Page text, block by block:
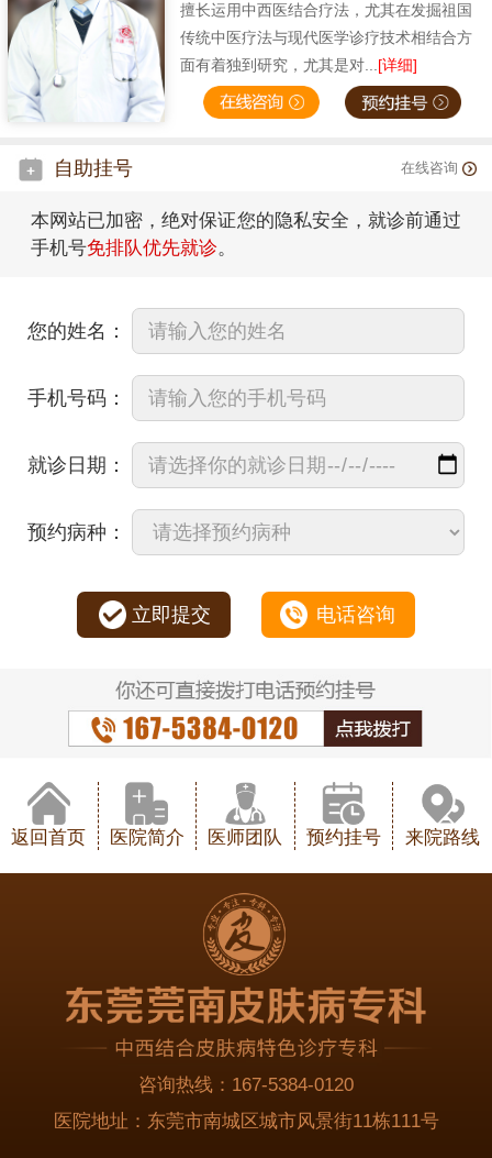
擅长运用中西医结合疗法，尤其在发掘祖国
传统中医疗法与现代医学诊疗技术相结合方
面有着独到研究，尤其是对...[详细]
自助挂号 在线咨询
本网站已加密，绝对保证您的隐私安全，就诊前通过
手机号免排队优先就诊。
您的姓名：
手机号码：
就诊日期：
预约病种：
立即提交 电话咨询
返回首页 医院简介 医师团队 预约挂号 来院路线
咨询热线： 167-5384-0120
医院地址： 东莞市南城区城市风景街11栋111号